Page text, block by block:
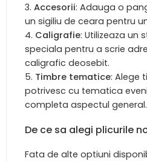
Accesorii: Adauga o
un sigiliu de ceara pentru
Caligrafie: Utilizeaza un
speciala pentru a scrie
caligrafic deosebit.
Timbre tematice: Alege
potrivesc cu tematica
completa aspectul general.
De ce sa alegi plicurile
Fata de alte optiuni